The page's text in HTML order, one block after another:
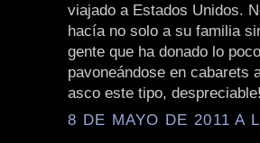
viajado a Estados Unidos.
hacía no solo a su familia
gente que ha donado lo
pavoneándose en cabarets
asco este tipo,
8 DE MAYO DE 2011 A